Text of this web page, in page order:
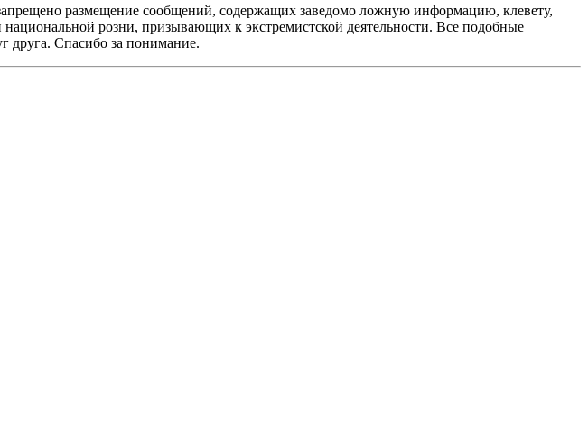
размещение сообщений, содержащих заведомо ложную информацию, клевету,
розни, призывающих к экстремистской деятельности. Все подобные
друга. Спасибо за понимание.